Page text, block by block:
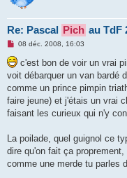
Re: Pascal Pich au TdF
M
s
s
a
g
e
n
o
n
u
08 déc. 2008, 16:03
c'est bon de voir un vrai
voit débarquer un van bardé
comme un prince pimpin
faire jeune) et j'étais un vrai
faisant les curieux qui n'y
La poilade, quel guignol ce
dire qu'on fait ça
comme une merde tu parles